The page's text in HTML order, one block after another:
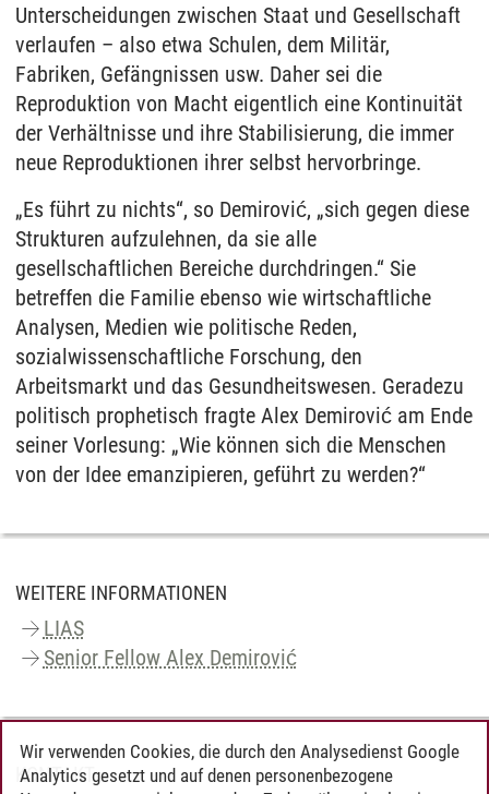
Unterscheidungen zwischen Staat und Gesellschaft
verlaufen – also etwa Schulen, dem Militär,
Fabriken, Gefängnissen usw. Daher sei die
Reproduktion von Macht eigentlich eine Kontinuität
der Verhältnisse und ihre Stabilisierung, die immer
neue Reproduktionen ihrer selbst hervorbringe.
„Es führt zu nichts“, so Demirović, „sich gegen diese
Strukturen aufzulehnen, da sie alle
gesellschaftlichen Bereiche durchdringen.“ Sie
betreffen die Familie ebenso wie wirtschaftliche
Analysen, Medien wie politische Reden,
sozialwissenschaftliche Forschung, den
Arbeitsmarkt und das Gesundheitswesen. Geradezu
politisch prophetisch fragte Alex Demirović am Ende
seiner Vorlesung: „Wie können sich die Menschen
von der Idee emanzipieren, geführt zu werden?“
WEITERE INFORMATIONEN
LIAS
Senior Fellow Alex Demirović
KONTAKT
Wir verwenden Cookies, die durch den Analysedienst Google
Analytics gesetzt und auf denen personenbezogene